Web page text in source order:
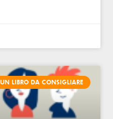
UN LIBRO DA CONSIGLIARE